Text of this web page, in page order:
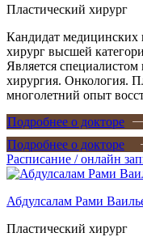
Пластический хирург
Кандидат медицинских
хирург высшей
Является
хирургия. Онкология.
многолетний опыт
Подробнее о докторе
Подробнее о докторе
Расписание / онлайн
Абдулсалам Рами
Пластический хирург